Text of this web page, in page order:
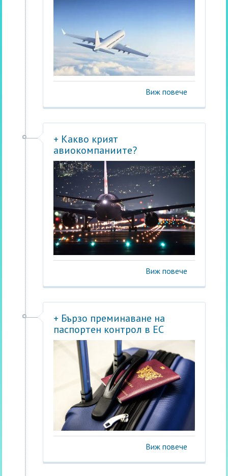
Виж повече
+ Какво крият
авиокомпаниите?
Виж повече
+ Бързо преминаване на
паспортен контрол в ЕС
Виж повече